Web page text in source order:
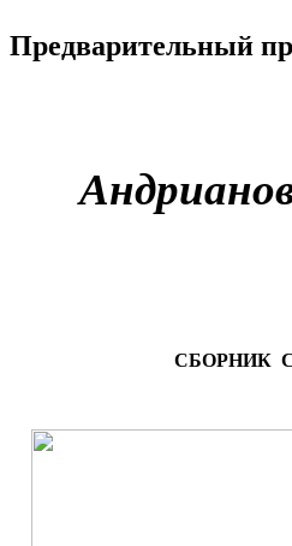
Предварительный
СБОРНИК